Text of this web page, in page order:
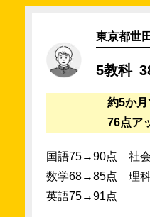
東京都世
5教科
約5か
76点ア
国語75→90点 社
数学68→85点 理
英語75→91点